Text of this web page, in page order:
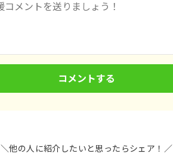
＼他の人に紹介したいと思ったらシェア！／